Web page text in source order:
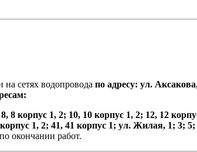
сетях водопровода по адресу: ул.
8 корпус 1, 2; 10, 10 корпус 1, 2; 12, 12
1, 2; 41, 41 корпус 1; ул. Жилая, 1; 3;
окончании работ.